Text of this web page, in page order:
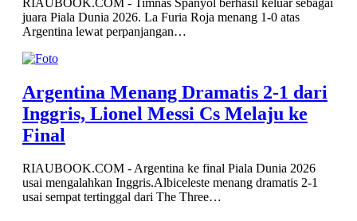
juara Piala Dunia 2026. La Furia Roja menang 1-0 atas
Argentina lewat perpanjangan…
Argentina Menang Dramatis 2-1 dari
Inggris, Lionel Messi Cs Melaju ke
Final
RIAUBOOK.COM - Argentina ke final Piala Dunia 2026
usai mengalahkan Inggris.Albiceleste menang dramatis 2-1
usai sempat tertinggal dari The Three…